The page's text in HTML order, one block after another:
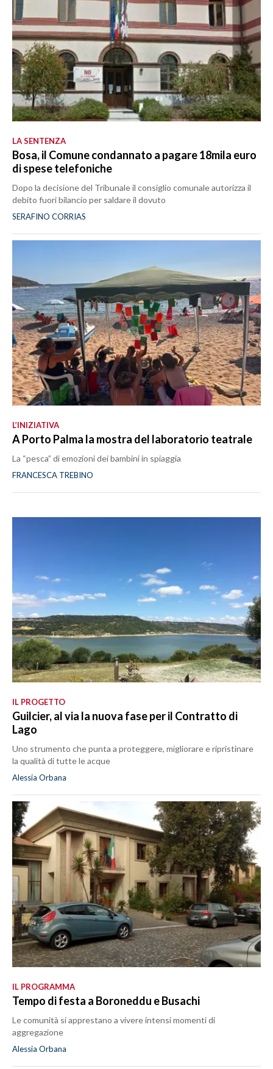
LA SENTENZA
Bosa, il Comune condannato a pagare 18mila euro
di spese telefoniche
Dopo la decisione del Tribunale il consiglio comunale autorizza il
debito fuori bilancio per saldare il dovuto
SERAFINO CORRIAS
L’INIZIATIVA
A Porto Palma la mostra del laboratorio teatrale
La “pesca” di emozioni dei bambini in spiaggia
FRANCESCA TREBINO
IL PROGETTO
Guilcier, al via la nuova fase per il Contratto di
Lago
Uno strumento che punta a proteggere, migliorare e ripristinare
la qualità di tutte le acque
Alessia Orbana
IL PROGRAMMA
Tempo di festa a Boroneddu e Busachi
Le comunità si apprestano a vivere intensi momenti di
aggregazione
Alessia Orbana